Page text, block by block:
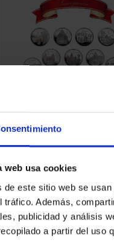
web usa cookies
de este sitio web se
tráfico. Además,
publicidad y análisis
a partir del uso
SUSCRIPCIÓN
PROVINCIA 1
949,00 €
Sólo para usuarios